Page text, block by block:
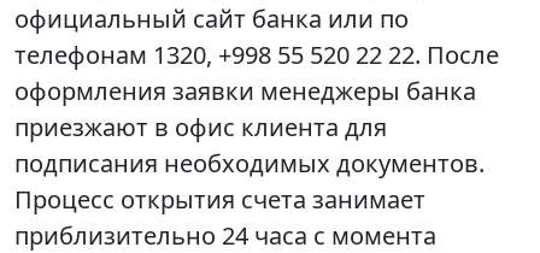
официальный сайт банка или по
телефонам 1320, +998 55 520 22 22. После
оформления заявки менеджеры банка
приезжают в офис клиента для
подписания необходимых документов.
Процесс открытия счета занимает
приблизительно 24 часа с момента